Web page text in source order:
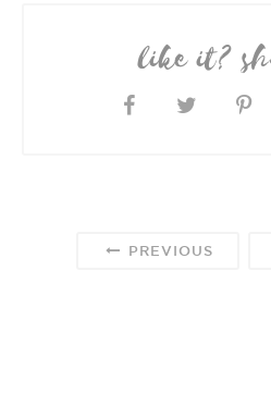
like it?
PREVIOUS